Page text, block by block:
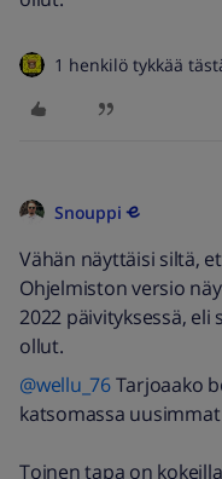
1 henkilö tykkää
Snouppi
Vähän näyttäisi siltä,
Ohjelmiston versio
2022 päivityksessä, eli
ollut.
@wellu_76Tarjoaako
katsomassa
Toinen tapa on